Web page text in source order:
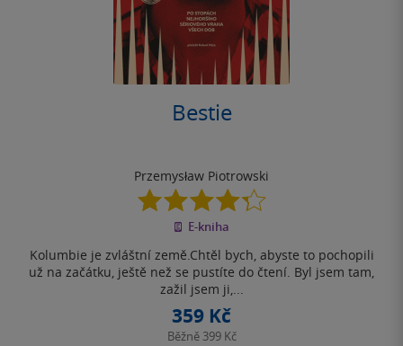
Bestie
Przemysław Piotrowski
4.3
z
5
E-kniha
Kolumbie je zvláštní země.Chtěl bych, abyste to pochopili
už na začátku, ještě než se pustíte do čtení. Byl jsem tam,
zažil jsem ji,...
359 Kč
Běžně 399 Kč